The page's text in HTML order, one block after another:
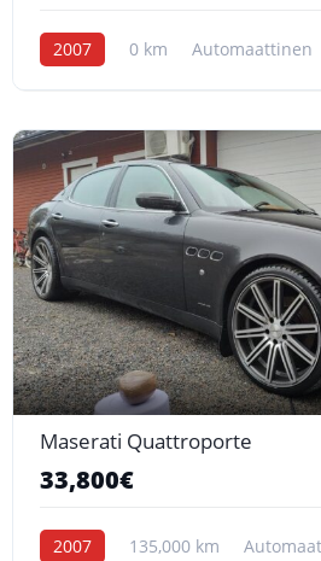
2007 0 km Automaattinen
Maserati Quattroporte
33,800€
2007 135,000 km